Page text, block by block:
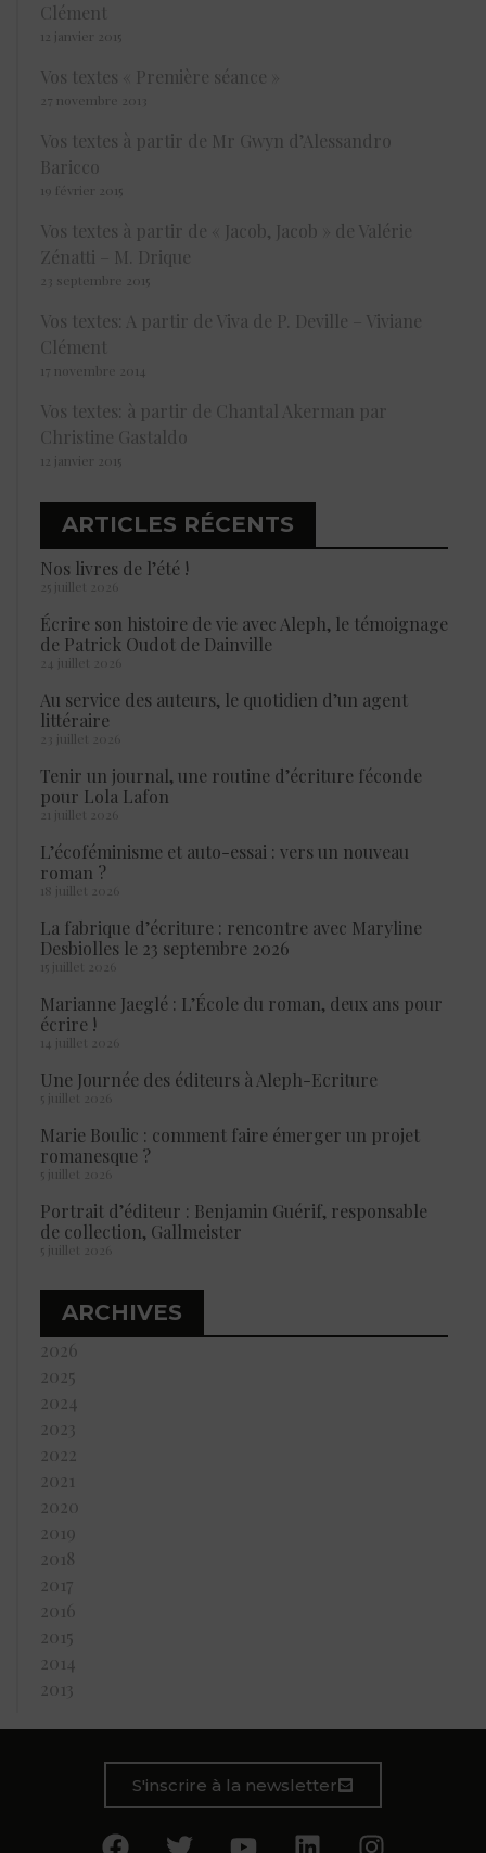
Clément
12 janvier 2015
Vos textes « Première séance »
27 novembre 2013
Vos textes à partir de Mr Gwyn d’Alessandro
Baricco
19 février 2015
Vos textes à partir de « Jacob, Jacob » de Valérie
Zénatti – M. Drique
23 septembre 2015
Vos textes: A partir de Viva de P. Deville – Viviane
Clément
17 novembre 2014
Vos textes: à partir de Chantal Akerman par
Christine Gastaldo
12 janvier 2015
ARTICLES RÉCENTS
Nos livres de l’été !
25 juillet 2026
Écrire son histoire de vie avec Aleph, le témoignage
de Patrick Oudot de Dainville
24 juillet 2026
Au service des auteurs, le quotidien d’un agent
littéraire
23 juillet 2026
Tenir un journal, une routine d’écriture féconde
pour Lola Lafon
21 juillet 2026
L’écoféminisme et auto-essai : vers un nouveau
roman ?
18 juillet 2026
La fabrique d’écriture : rencontre avec Maryline
Desbiolles le 23 septembre 2026
15 juillet 2026
Marianne Jaeglé : L’École du roman, deux ans pour
écrire !
14 juillet 2026
Une Journée des éditeurs à Aleph-Ecriture
5 juillet 2026
Marie Boulic : comment faire émerger un projet
romanesque ?
5 juillet 2026
Portrait d’éditeur : Benjamin Guérif, responsable
de collection, Gallmeister
5 juillet 2026
ARCHIVES
2026
2025
2024
2023
2022
2021
2020
2019
2018
2017
2016
2015
2014
2013
S'inscrire à la newsletter